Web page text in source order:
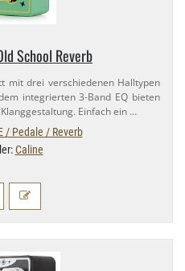
School Reverb
mit drei verschiedenen Halltypen
integrierten 3-​Band EQ bieten
Einfach ein …
/ Pedale / Reverb
Caline